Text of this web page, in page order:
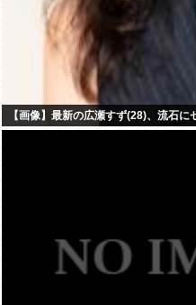
【画像】最新の広瀬すず(28)、流石に